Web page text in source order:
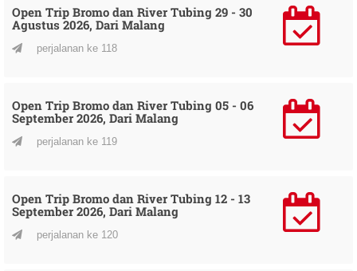
Open Trip Bromo dan River Tubing 29 - 30
Agustus 2026, Dari Malang
perjalanan ke 118
Open Trip Bromo dan River Tubing 05 - 06
September 2026, Dari Malang
perjalanan ke 119
Open Trip Bromo dan River Tubing 12 - 13
September 2026, Dari Malang
perjalanan ke 120